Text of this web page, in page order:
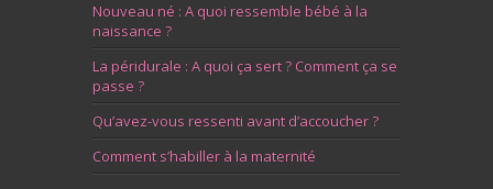
Nouveau né : A quoi ressemble bébé à la
naissance ?
La péridurale : A quoi ça sert ? Comment ça se
passe ?
Qu’avez-vous ressenti avant d’accoucher ?
Comment s’habiller à la maternité